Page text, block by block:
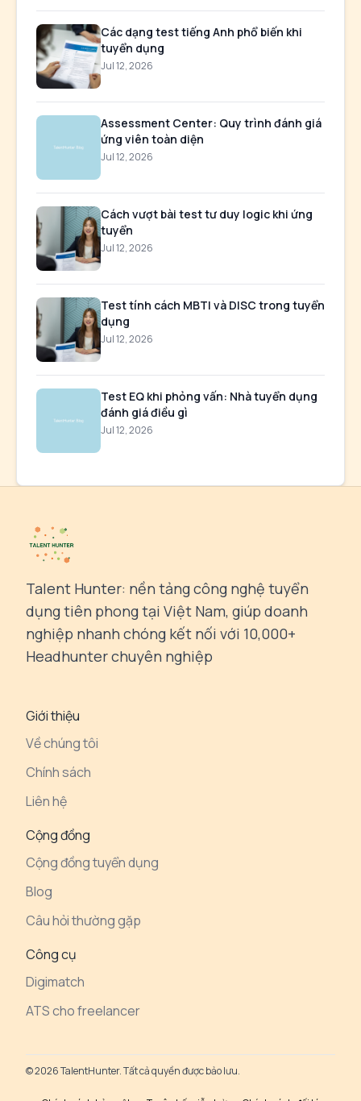
Các dạng test tiếng Anh phổ biến khi
tuyển dụng
Jul 12, 2026
Assessment Center: Quy trình đánh giá
ứng viên toàn diện
Jul 12, 2026
Cách vượt bài test tư duy logic khi ứng
tuyển
Jul 12, 2026
Test tính cách MBTI và DISC trong tuyển
dụng
Jul 12, 2026
Test EQ khi phỏng vấn: Nhà tuyển dụng
đánh giá điều gì
Jul 12, 2026
Talent Hunter: nền tảng công nghệ tuyển
dụng tiên phong tại Việt Nam, giúp doanh
nghiệp nhanh chóng kết nối với 10,000+
Headhunter chuyên nghiệp
Giới thiệu
Về chúng tôi
Chính sách
Liên hệ
Cộng đồng
Cộng đồng tuyển dụng
Blog
Câu hỏi thường gặp
Công cụ
Digimatch
ATS cho freelancer
© 2026 TalentHunter. Tất cả quyền được bảo lưu.